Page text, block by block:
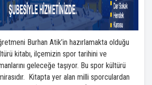
Burhan Atik’in hazırlamakta olduğu
kitabı, ilçemizin spor tarihini ve
geleceğe taşıyor. Bu spor kültürü
Kitapta yer alan milli sporculardan